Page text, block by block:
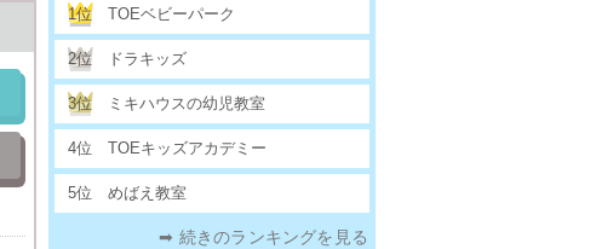
1位 TOEベビーパーク
2位 ドラキッズ
3位 ミキハウスの幼児教室
4位 TOEキッズアカデミー
5位 めばえ教室
➡ 続きのランキングを見る